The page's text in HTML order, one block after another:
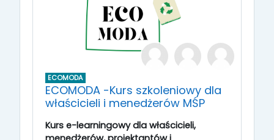
ECOMODA
ECOMODA -Kurs szkoleniowy dla
właścicieli i menedżerów MŚP
Kurs e-learningowy dla właścicieli,